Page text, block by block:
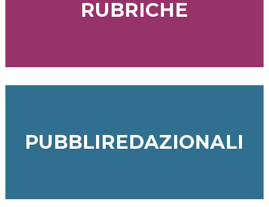
RUBRICHE
PUBBLIREDAZIONALI